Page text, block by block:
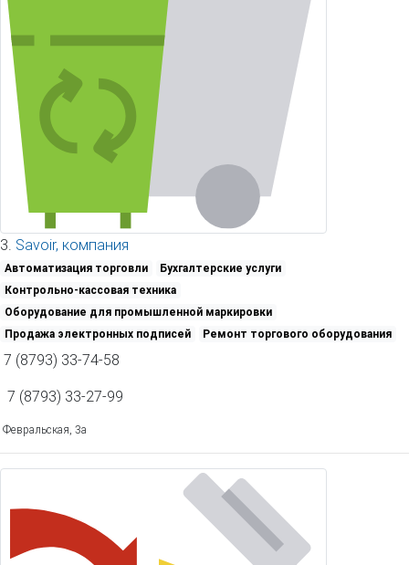
3. Savoir, компания
Автоматизация торговли
Бухгалтерские услуги
Контрольно-кассовая техника
Оборудование для промышленной маркировки
Продажа электронных подписей
Ремонт торгового оборудования
7 (8793) 33-74-58
7 (8793) 33-27-99
Февральская, 3а